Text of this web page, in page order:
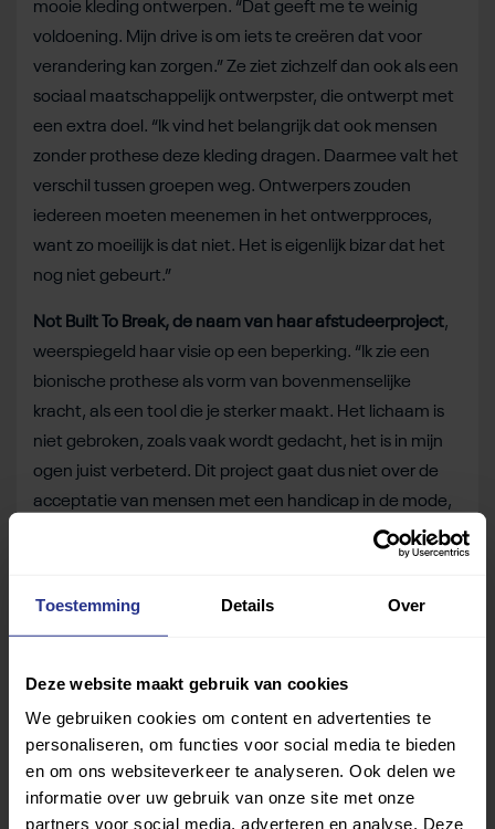
Toestemming Details Over
Deze website maakt gebruik van cookies
We gebruiken cookies om content en advertenties te
personaliseren, om functies voor social media te bieden
en om ons websiteverkeer te analyseren. Ook delen we
informatie over uw gebruik van onze site met onze
partners voor social media, adverteren en analyse. Deze
mooie kleding ontwerpen. “Dat geeft me te weinig
voldoening. Mijn drive is om iets te creëren dat voor
verandering kan zorgen.” Ze ziet zichzelf dan ook als een
sociaal maatschappelijk ontwerpster, die ontwerpt met
een extra doel. “Ik vind het belangrijk dat ook mensen
zonder prothese deze kleding dragen. Daarmee valt het
verschil tussen groepen weg. Ontwerpers zouden
iedereen moeten meenemen in het ontwerpproces,
want zo moeilijk is dat niet. Het is eigenlijk bizar dat het
nog niet gebeurt.”
Not Built To Break, de naam van haar afstudeerproject,
weerspiegeld haar visie op een beperking. “Ik zie een
bionische prothese als vorm van bovenmenselijke
kracht, als een tool die je sterker maakt. Het lichaam is
niet gebroken, zoals vaak wordt gedacht, het is in mijn
ogen juist verbeterd. Dit project gaat dus niet over de
acceptatie van mensen met een handicap in de mode,
Ook kan je een indruk krijgen van haar werk op haar
Instagram.
Bron :AD&Tubantia
Beeld:Screenshot filmpje
Deel dit bericht
Deel op Facebook
Deel op LinkedinDeel op Whatsapp
Mail link Kopieer link